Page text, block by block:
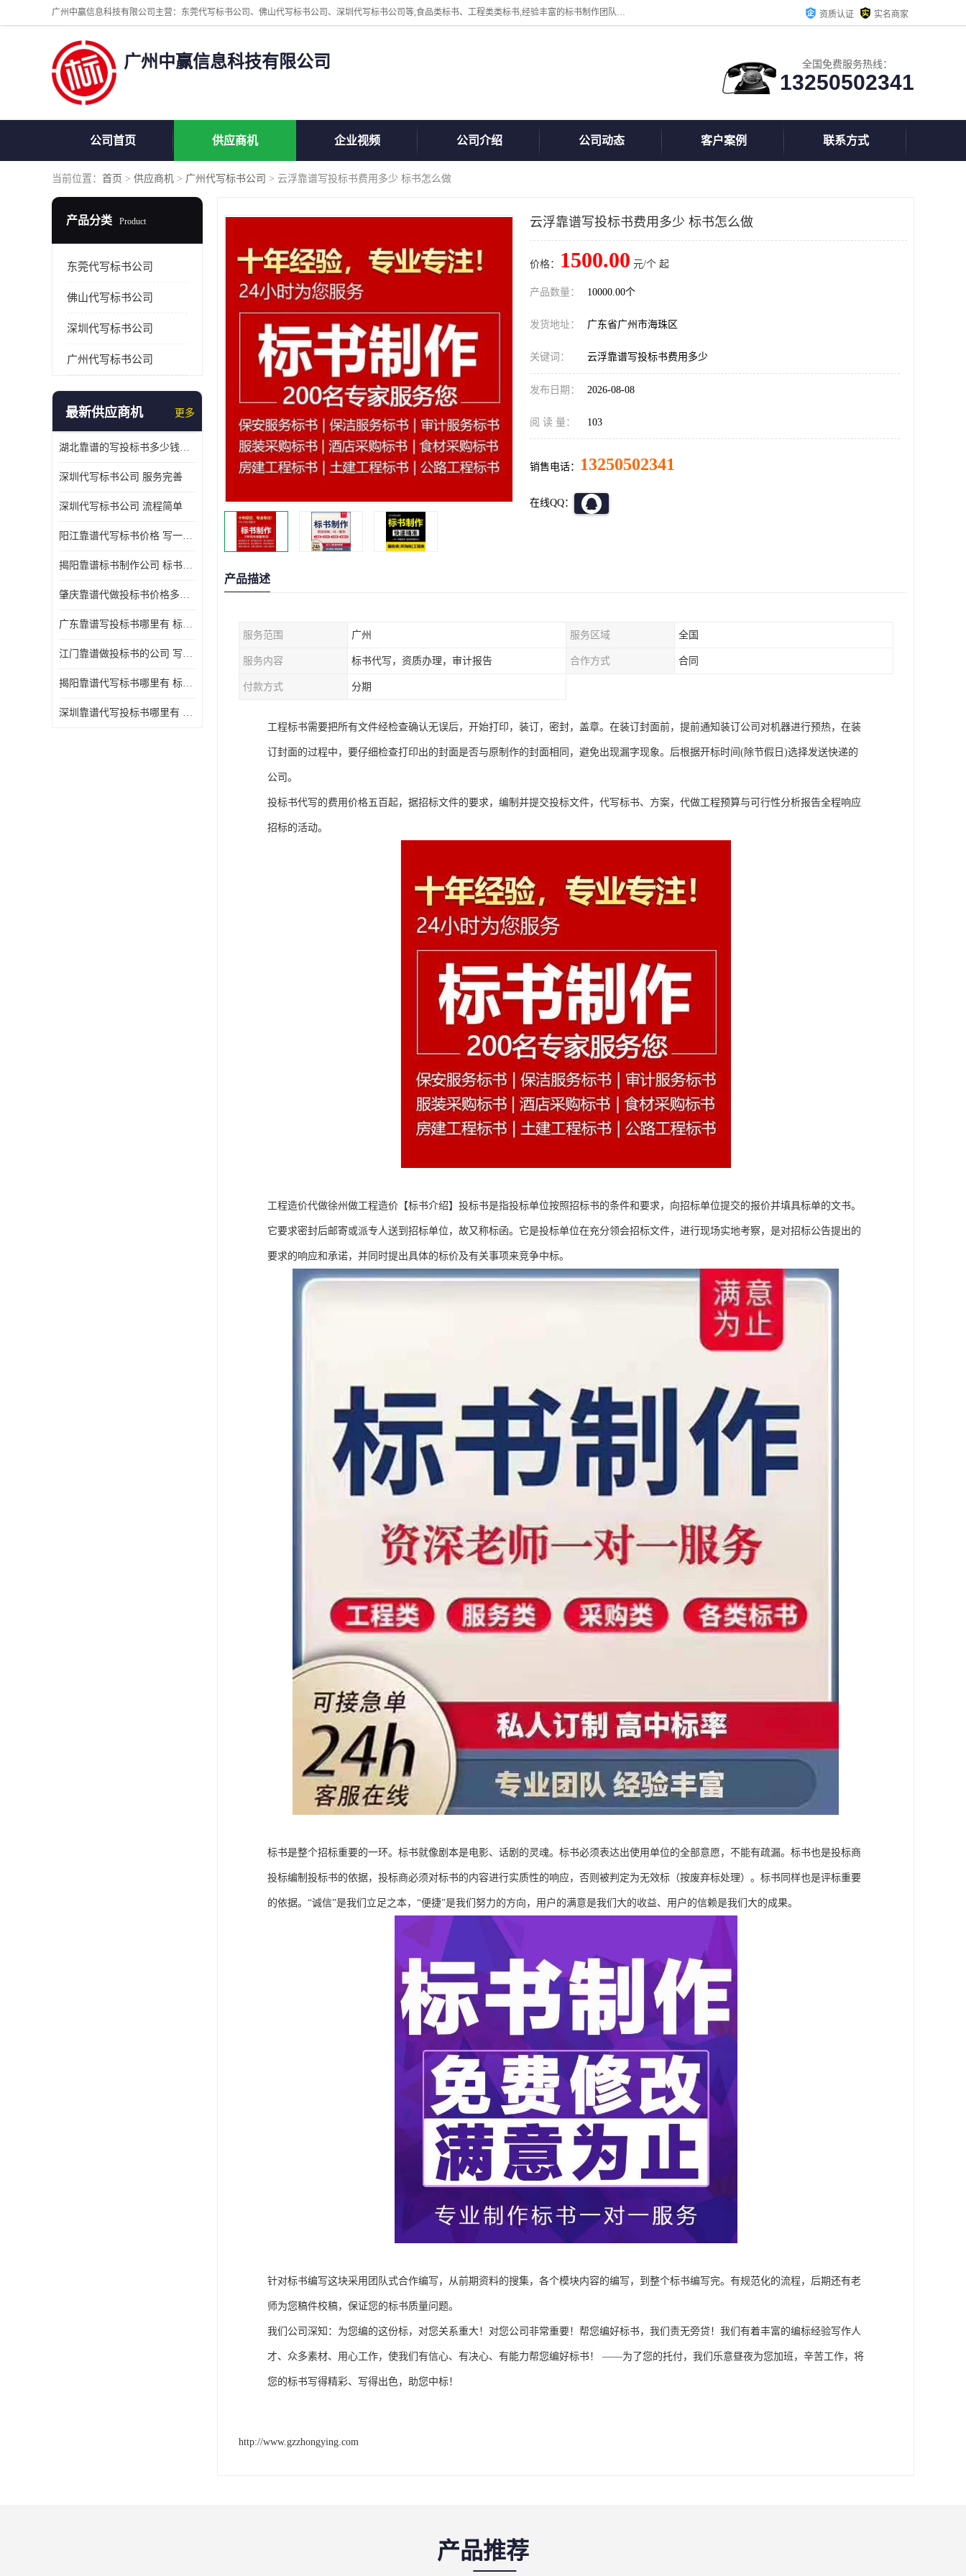
广州中赢信息科技有限公司主营：东莞代写标书公司、佛山代写标书公司、深圳代写标书公司等,食品类标书、工程类类标书,经验丰富的标书制作团队,24小时加急服务,多对一服务。 资质认证 实名商家
广州中赢信息科技有限公司 全国免费服务热线：
13250502341
公司首页 供应商机 企业视频 公司介绍 公司动态 客户案例 联系方式
当前位置： 首页 > 供应商机 > 广州代写标书公司 > 云浮靠谱写投标书费用多少 标书怎么做
产品分类 Product
东莞代写标书公司
佛山代写标书公司
深圳代写标书公司
广州代写标书公司
最新供应商机 更多
湖北靠谱的写投标书多少钱一份 写一份标书多少钱
深圳代写标书公司 服务完善
深圳代写标书公司 流程简单
阳江靠谱代写标书价格 写一份标书多少钱
揭阳靠谱标书制作公司 标书好写吗
肇庆靠谱代做投标书价格多少 写一份标书多少钱
广东靠谱写投标书哪里有 标书好写吗
江门靠谱做投标书的公司 写一份标书多少钱
揭阳靠谱代写标书哪里有 标书怎么做
深圳靠谱代写投标书哪里有 标书好写吗
云浮靠谱写投标书费用多少 标书怎么做
价格： 1500.00 元/个 起
产品数量： 10000.00个
发货地址： 广东省广州市海珠区
关键词： 云浮靠谱写投标书费用多少
发布日期： 2026-08-08
阅 读 量： 103
销售电话： 13250502341
在线QQ：
产品描述
服务范围 广州 服务区域 全国
服务内容 标书代写，资质办理，审计报告 合作方式 合同
付款方式 分期
工程标书需要把所有文件经检查确认无误后，开始打印，装订，密封，盖章。在装订封面前，提前通知装订公司对机器进行预热，在装
订封面的过程中，要仔细检查打印出的封面是否与原制作的封面相同，避免出现漏字现象。后根据开标时间(除节假日)选择发送快递的
公司。
投标书代写的费用价格五百起，据招标文件的要求，编制并提交投标文件，代写标书、方案，代做工程预算与可行性分析报告全程响应
招标的活动。
工程造价代做徐州做工程造价【标书介绍】投标书是指投标单位按照招标书的条件和要求，向招标单位提交的报价并填具标单的文书。
它要求密封后邮寄或派专人送到招标单位，故又称标函。它是投标单位在充分领会招标文件，进行现场实地考察，是对招标公告提出的
要求的响应和承诺，并同时提出具体的标价及有关事项来竞争中标。
标书是整个招标重要的一环。标书就像剧本是电影、话剧的灵魂。标书必须表达出使用单位的全部意愿，不能有疏漏。标书也是投标商
投标编制投标书的依据，投标商必须对标书的内容进行实质性的响应，否则被判定为无效标（按废弃标处理）。标书同样也是评标重要
的依据。“诚信”是我们立足之本，“便捷”是我们努力的方向，用户的满意是我们大的收益、用户的信赖是我们大的成果。
针对标书编写这块采用团队式合作编写，从前期资料的搜集，各个模块内容的编写，到整个标书编写完。有规范化的流程，后期还有老
师为您稿件校稿，保证您的标书质量问题。
我们公司深知：为您编的这份标，对您关系重大！对您公司非常重要！帮您编好标书，我们责无旁贷！我们有着丰富的编标经验写作人
才、众多素材、用心工作，使我们有信心、有决心、有能力帮您编好标书！ ——为了您的托付，我们乐意昼夜为您加班，辛苦工作，将
您的标书写得精彩、写得出色，助您中标！
http://www.gzzhongying.com
产品推荐